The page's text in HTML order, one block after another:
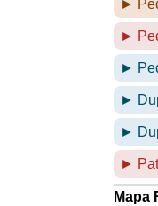
►
►
►
►
►
►
Mapa